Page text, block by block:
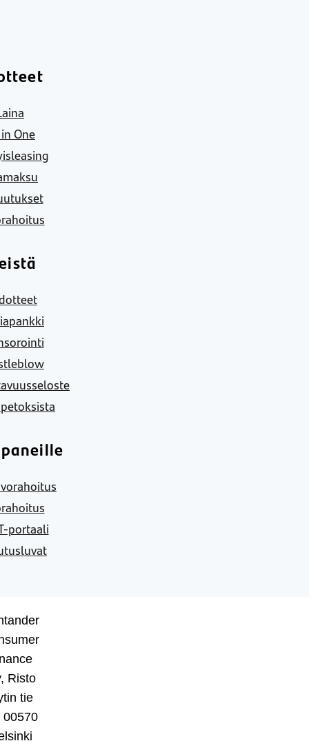
One
portaali
Risto
tie
00570